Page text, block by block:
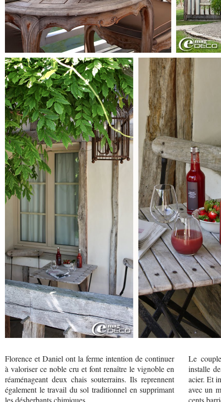
Florence et Daniel ont la ferme intention de continuer
à valoriser ce noble cru et font renaître le vignoble en
réaménageant deux chais souterrains. Ils reprennent
également le travail du sol traditionnel en supprimant
Le
installe
acier. Et
avec un